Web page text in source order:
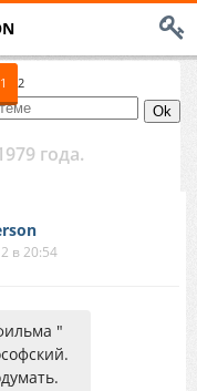
1 2
года.
в 20:54
"